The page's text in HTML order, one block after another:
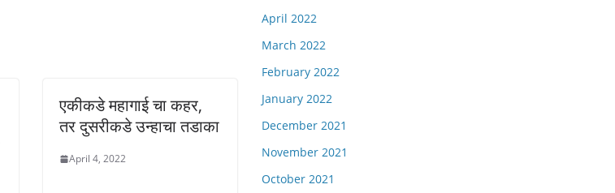
एकीकडे महागाई चा कहर,
तर दुसरीकडे उन्हाचा तडाका
April 4, 2022
April 2022
March 2022
February 2022
January 2022
December 2021
November 2021
October 2021